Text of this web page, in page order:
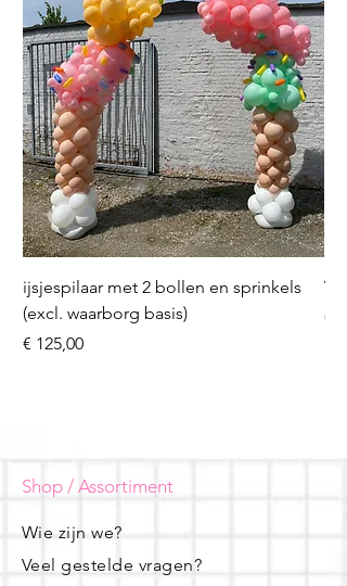
ijsjespilaar met 2 bollen en sprinkels
(excl. waarborg basis)
Prijs
€ 125,00
Prijs
€
Shop / Assortiment
Wie zijn we?
Veel gestelde vragen?